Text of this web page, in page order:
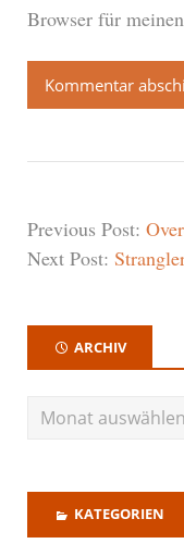
Browser für
Previous Post:
Next Post:
ARCHIV
KATEGORIEN